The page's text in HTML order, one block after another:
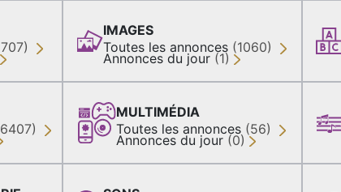
IMAGES
Toutes les annonces (1060)
Annonces du jour (1)
MULTIMÉDIA
Toutes les annonces (56)
Annonces du jour (0)